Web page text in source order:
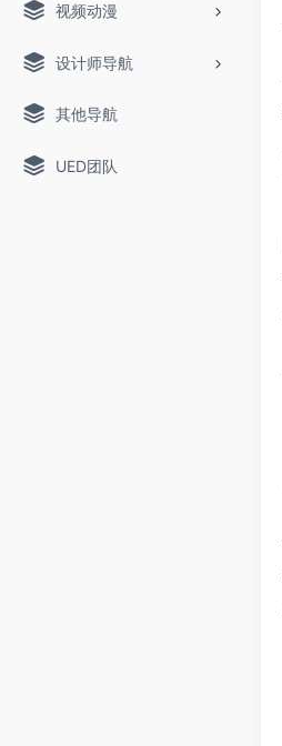
视频动漫
设计师导航
其他导航
UED团队